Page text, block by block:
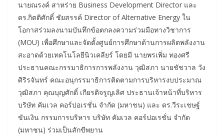
นายณรงค์ สาหร่าย Business Development Director และ
ดร.กิตติศักดิ์ ชัยสรรค์ Director of Alternative Energy ใน
โอกาสร่วมลงนามบันทึกข้อตกลงความร่วมมือทางวิชาการ
(MOU) เพื่อศึกษาและจัดตั้งศูนย์การศึกษาด้านการผลิตพลังงาน
สะอาดด้วยเทคโนโลยีนิวเคลียร์ โดยมี นายพรเพิ่ม ทองศรี
ประธานคณะกรรมาธิการการพลังงาน วุฒิสภา นายชัชวาล วัง
ศิริรจันทร์ คณะอนุกรรมาธิการติดตามการบริหารงบประมาณ
วุฒิสภา คุณบุญศักดิ์ เกียรติจรูญเลิศ ประธานเจ้าหน้าที่บริหาร
บริษัท คัมเวล คอร์ปอเรชั่น จำกัด (มหาชน) และ ดร.วีระเชษฐ์
ขันเงิน กรรมการบริหาร บริษัท คัมเวล คอร์ปอเรชั่น จำกัด
(มหาชน) ร่วมเป็นสักขีพยาน